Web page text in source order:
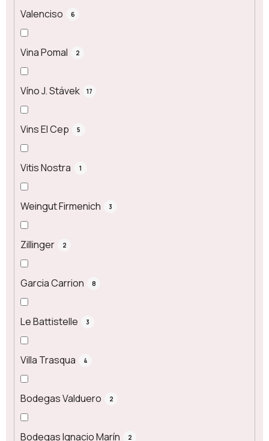
Valenciso 6
Vina Pomal 2
Víno J. Stávek 17
Vins El Cep 5
Vitis Nostra 1
Weingut Firmenich 3
Zillinger 2
Garcia Carrion 8
Le Battistelle 3
Villa Trasqua 4
Bodegas Valduero 2
Bodegas Ignacio Marín 2